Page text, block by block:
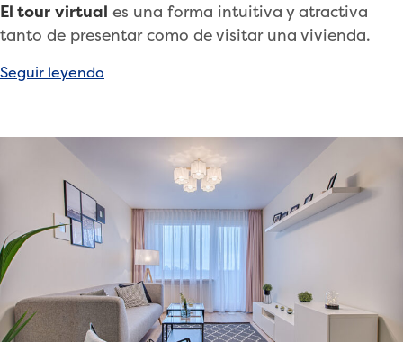
El tour virtual es una forma intuitiva y atractiva
tanto de presentar como de visitar una vivienda.
Seguir leyendo
recorrido
con
un
solo
click»